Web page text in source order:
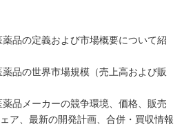
品の定義および市場概要について紹
品の世界市場規模（売上高および販
品メーカーの競争環境、価格、販売
ア、最新の開発計画、合併・買収情報